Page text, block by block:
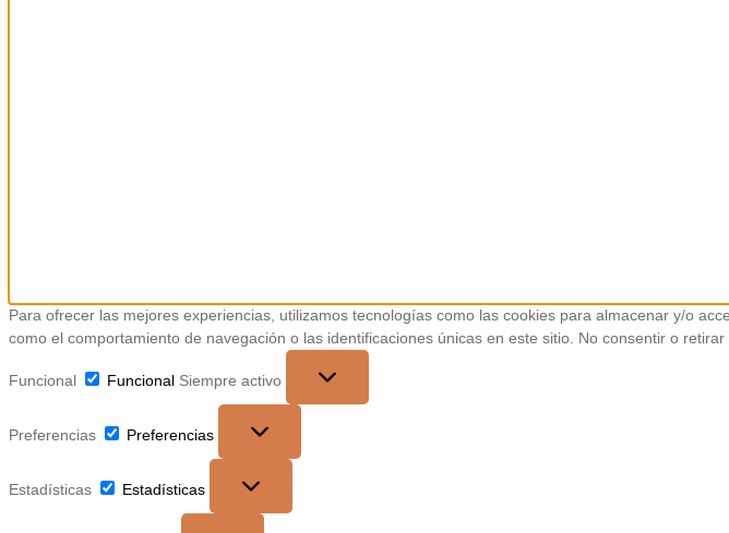
Para ofrecer las mejores experiencias, utilizamos tecnologías como las cookies para almacenar y/o
como el comportamiento de navegación o las identificaciones únicas en este sitio. No consentir o
Funcional Funcional Siempre activo
Preferencias Preferencias
Estadísticas Estadísticas